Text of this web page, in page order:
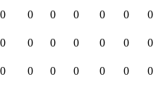
0 0 0 0 0 0 0
0 0 0 0 0 0 0
0 0 0 0 0 0
0